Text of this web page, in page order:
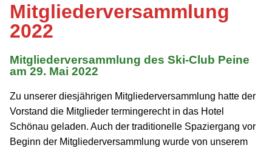
Mitgliederversammlung
2022
Mitgliederversammlung des Ski-Club Peine
am 29. Mai 2022
Zu unserer diesjährigen Mitgliederversammlung hatte der
Vorstand die Mitglieder termingerecht in das Hotel
Schönau geladen. Auch der traditionelle Spaziergang vor
Beginn der Mitgliederversammlung wurde von unserem